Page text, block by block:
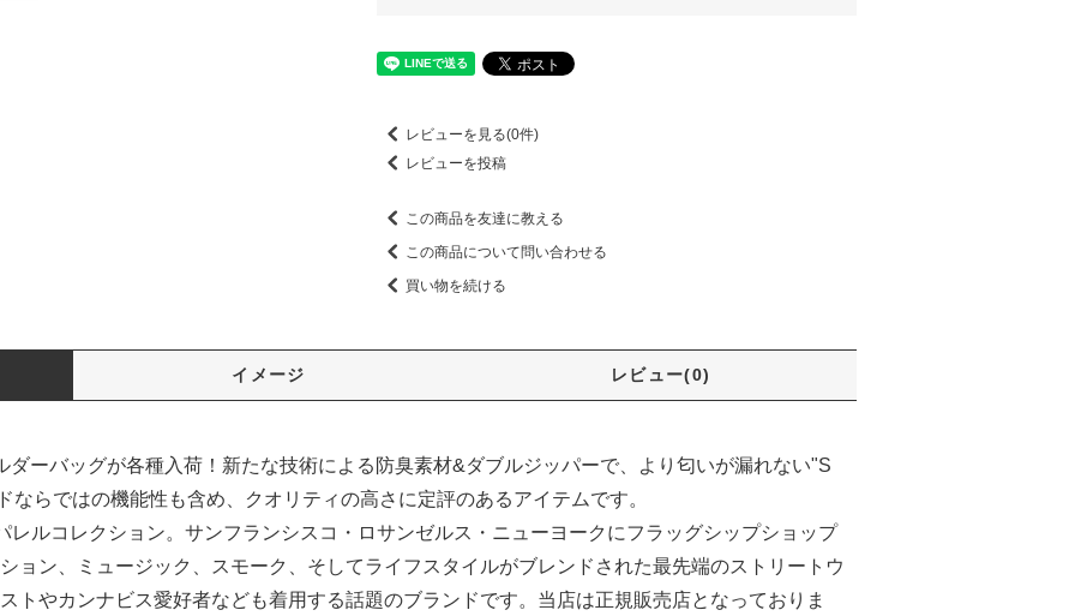
レビューを見る(0件)
レビューを投稿
この商品を友達に教える
この商品について問い合わせる
買い物を続ける
イメージ レビュー(0)
ーバッグが各種入荷！新たな技術による防臭素材&ダブルジッパーで、より匂いが漏れない"S
ならではの機能性も含め、クオリティの高さに定評のあるアイテムです。
ルコレクション。サンフランシスコ・ロサンゼルス・ニューヨークにフラッグシップショップ
ョン、ミュージック、スモーク、そしてライフスタイルがブレンドされた最先端のストリートウ
トやカンナビス愛好者なども着用する話題のブランドです。当店は正規販売店となっておりま